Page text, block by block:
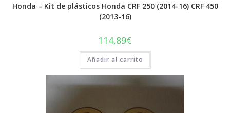
Honda – Kit de plásticos Honda CRF 250 (2014-16) CRF 450
(2013-16)
114,89€
Añadir al carrito